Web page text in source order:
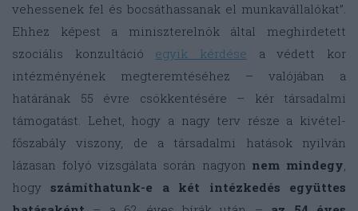
vehessenek fel és bocsáthassanak el munkavállalókat”.
Ehhez képest a miniszterelnök által meghirdetett
szociális konzultáció egyik kérdése a védett kor
intézményének megteremtéséhez – valójában a
határának 55 évre csökkentésére – kér társadalmi
támogatást. Lehet, hogy a nagy terv része a kivétel-
főszabály viszony, de a társadalmi hatások nyilván
lázasan folyó vizsgálata során nagyon nem mindegy,
hogyszámíthatunk-e a két intézkedés együttes